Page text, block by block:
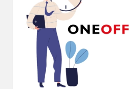
Komplexes IT-
Infrastruktur
für Gränichen